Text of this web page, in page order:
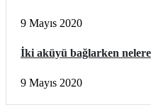
9 Mayıs 2020
İki aküyü bağlarken
9 Mayıs 2020